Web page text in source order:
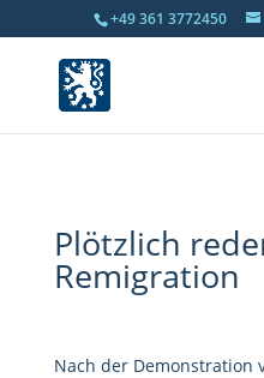
+49 361 3772450
Plötzlich
Remigration
Nach der Demonstration